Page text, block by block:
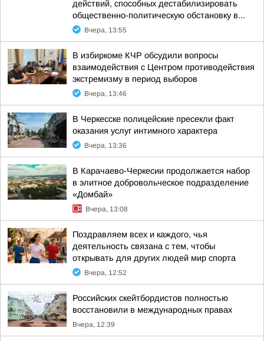
действий, способных дестабилизировать
общественно-политическую обстановку в...
Вчера, 13:55
В избиркоме КЧР обсудили вопросы
взаимодействия с Центром противодействия
экстремизму в период выборов
Вчера, 13:46
В Черкесске полицейские пресекли факт
оказания услуг интимного характера
Вчера, 13:36
В Карачаево-Черкесии продолжается набор
в элитное добровольческое подразделение
«Домбай»
Вчера, 13:08
Поздравляем всех и каждого, чья
деятельность связана с тем, чтобы
открывать для других людей мир спорта
Вчера, 12:52
Российских скейтбордистов полностью
восстановили в международных правах
Вчера, 12:39